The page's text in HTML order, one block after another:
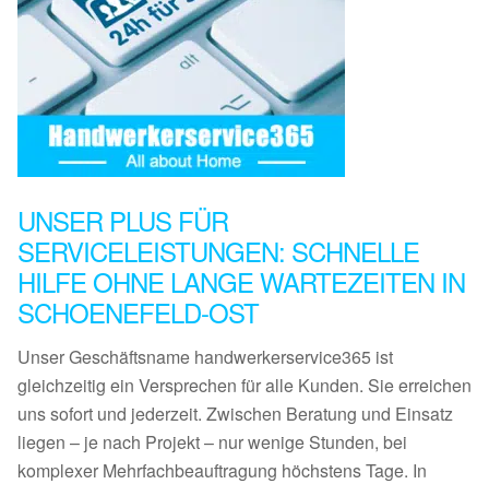
UNSER PLUS FÜR
SERVICELEISTUNGEN: SCHNELLE
HILFE OHNE LANGE WARTEZEITEN IN
SCHOENEFELD-OST
Unser Geschäftsname handwerkerservice365 ist
gleichzeitig ein Versprechen für alle Kunden. Sie erreichen
uns sofort und jederzeit. Zwischen Beratung und Einsatz
liegen – je nach Projekt – nur wenige Stunden, bei
komplexer Mehrfachbeauftragung höchstens Tage. In